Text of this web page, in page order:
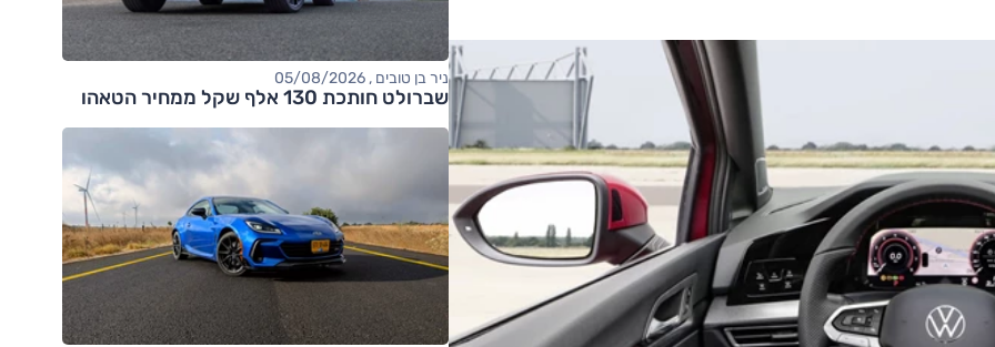
ניר בן טובים , 05/08/2026
שברולט חותכת 130 אלף שקל ממחיר הטאהו